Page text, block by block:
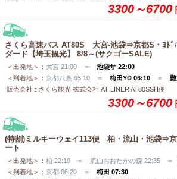
3300～6700
さくら高速バス AT80S 大宮-池袋⇒京都S・ﾖﾄ
ダード【埼玉観光】 8/8～(サクゴーSALE)
＜出発地＞： 大宮 21:00 ＝ 池袋サ 22:00
＜到着地＞： 京都八条 05:10 ＝ 梅田YD 06:10 ＝
販売会社 : さくら観光 株式会社 AT LINER AT80SSH便
3300～6700
(特割)ミルキーウェイ113便 柏・流山・池袋⇒
ート
＜出発地＞： 柏 22:10 ＝ 流山おおたかの森 22:35 ＝
＜到着地＞： 京都 06:20 ＝ 梅田 07:30